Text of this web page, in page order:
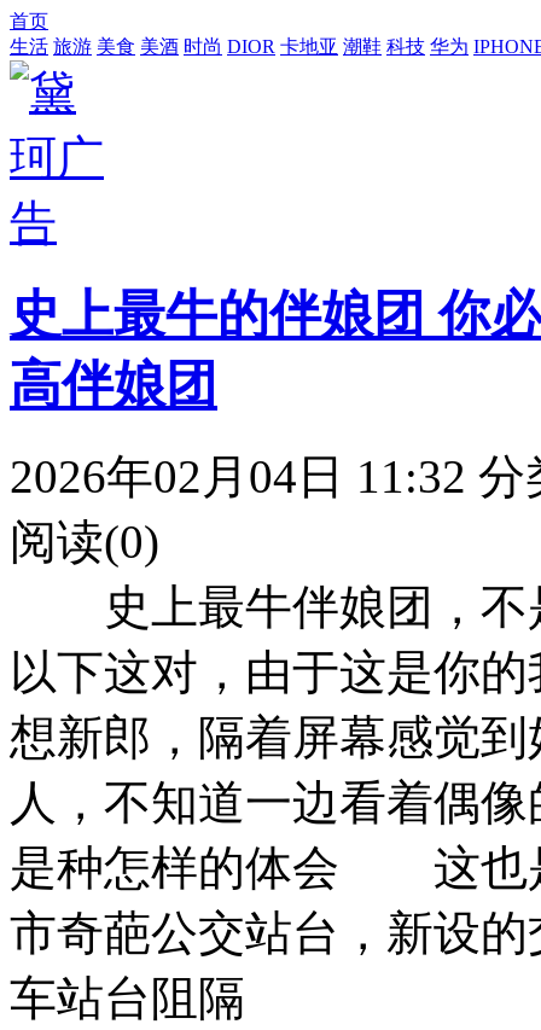
首页
生活 旅游 美食 美酒 时尚 DIOR 卡地亚 潮鞋 科技 华为
史上最牛的伴娘团 你
高伴娘团
2026年02月04日 11:32 分
阅读(0)
史上最牛伴娘团，不
以下这对，由于这是你
想新郎，隔着屏幕感觉
人，不知道一边看着偶
是种怎样的体会 这
市奇葩公交站台，新设
车站台阻隔